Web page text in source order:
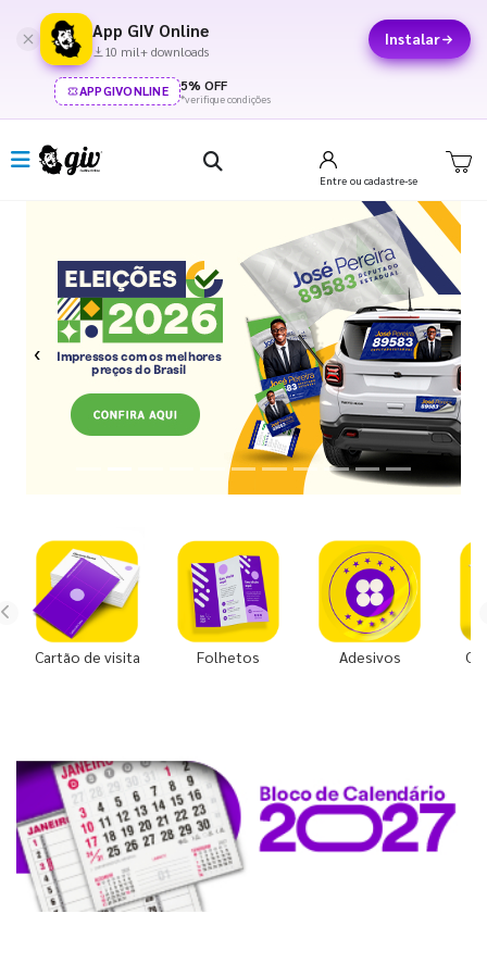
App GIV Online
10 mil+ downloads
Instalar
APPGIVONLINE 5% OFF
*verifique condições
Entre ou cadastre-se
Previous Next
Cartão de visita Folhetos Adesivos